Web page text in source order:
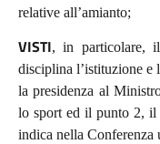
relative all’amianto;
VISTI, in particolare,
disciplina l’istituzione e
la presidenza al
lo sport ed il punto 2, il
indica nella Conferenza